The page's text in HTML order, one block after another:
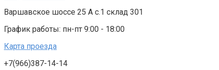
Варшавское шоссе 25 А с.1 склад 301
График работы: пн-пт 9:00 - 18:00
Карта проезда
+7(966)387-14-14